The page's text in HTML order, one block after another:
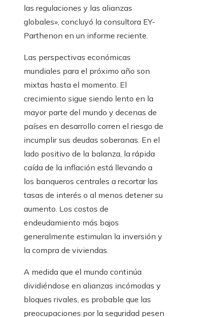
las regulaciones y las alianzas
globales», concluyó la consultora EY-
Parthenon en un informe reciente.
Las perspectivas económicas
mundiales para el próximo año son
mixtas hasta el momento. El
crecimiento sigue siendo lento en la
mayor parte del mundo y decenas de
países en desarrollo corren el riesgo de
incumplir sus deudas soberanas. En el
lado positivo de la balanza, la rápida
caída de la inflación está llevando a
los banqueros centrales a recortar las
tasas de interés o al menos detener su
aumento. Los costos de
endeudamiento más bajos
generalmente estimulan la inversión y
la compra de viviendas.
A medida que el mundo continúa
dividiéndose en alianzas incómodas y
bloques rivales, es probable que las
preocupaciones por la seguridad pesen